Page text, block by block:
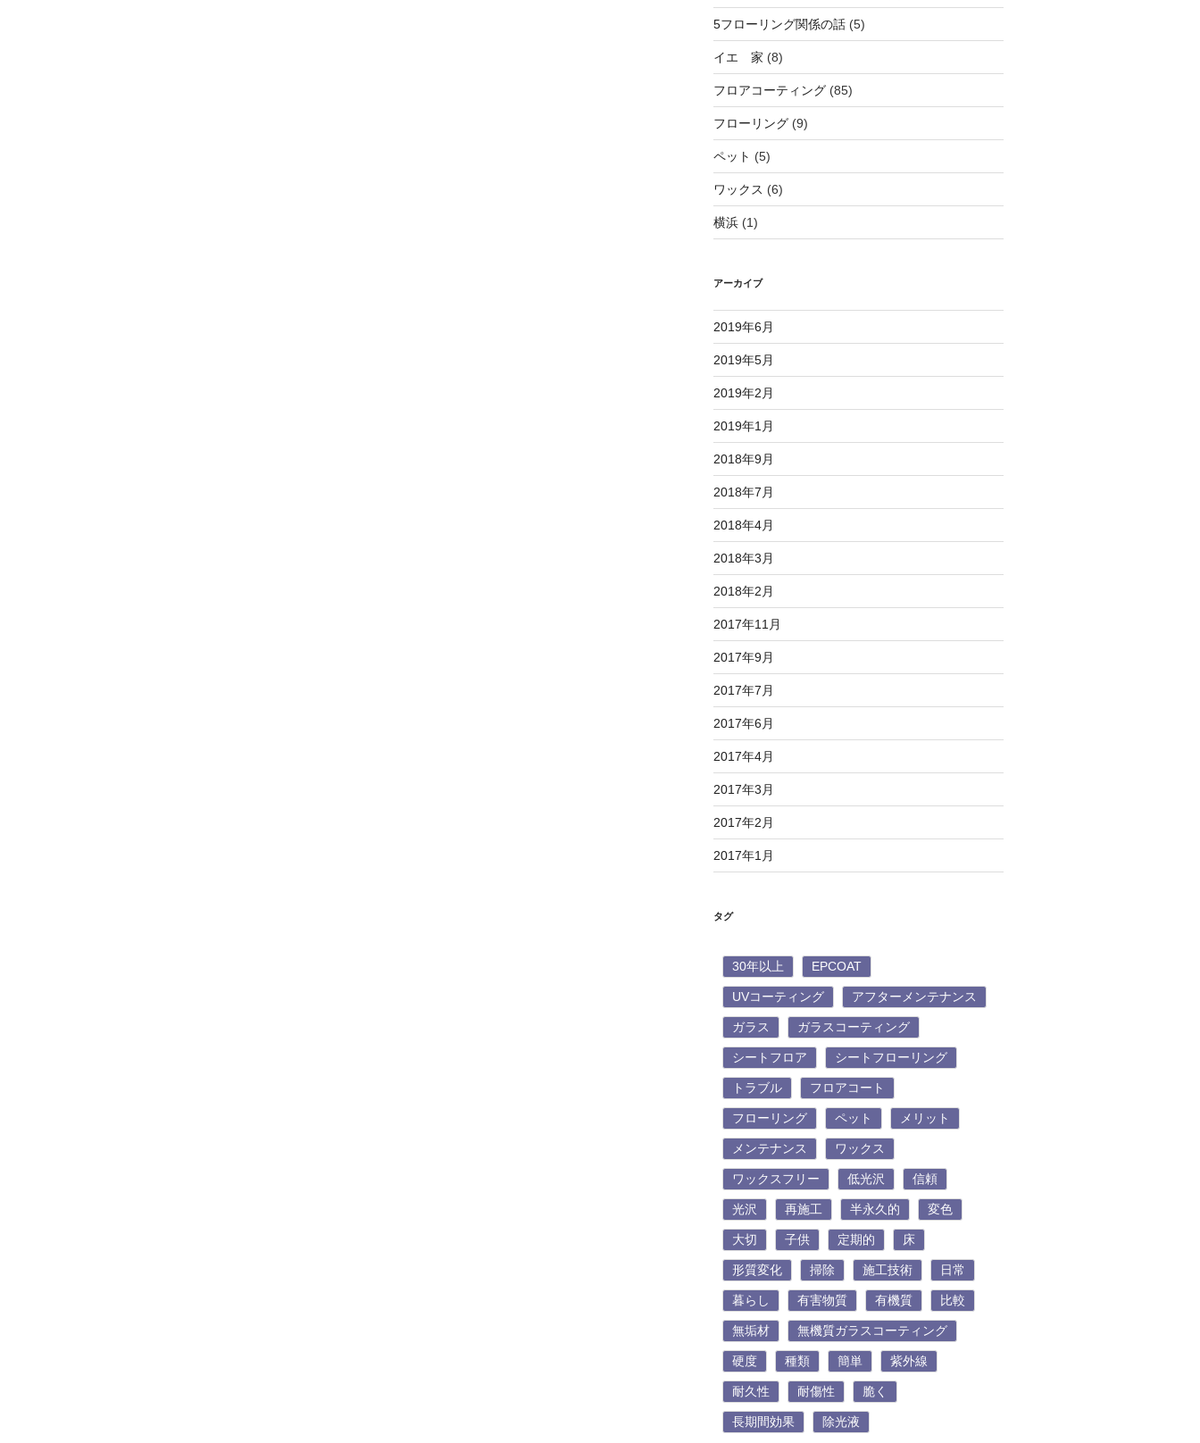
5フローリング関係の話(5)
イエ 家 (8)
フロアコーティング(85)
フローリング(9)
ペット (5)
ワックス (6)
横浜(1)
アーカイブ
2019年6月
2019年5月
2019年2月
2019年1月
2018年9月
2018年7月
2018年4月
2018年3月
2018年2月
2017年11月
2017年9月
2017年7月
2017年6月
2017年4月
2017年3月
2017年2月
2017年1月
タグ
30年以上 EPCOAT
UVコーティング アフターメンテナンス
ガラス ガラスコーティング
シートフロア シートフローリング
トラブル フロアコート
フローリング ペット メリット
メンテナンス ワックス
ワックスフリー 低光沢 信頼
光沢 再施工 半永久的 変色
大切 子供 定期的 床
形質変化 掃除 施工技術 日常
暮らし 有害物質 有機質 比較
無垢材 無機質ガラスコーティング
硬度 種類 簡単 紫外線
耐久性 耐傷性 脆く
長期間効果 除光液